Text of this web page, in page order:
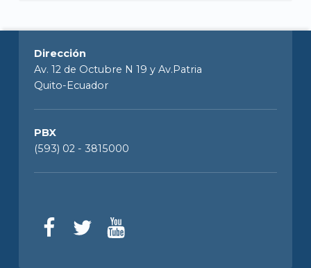
Dirección
Av. 12 de Octubre N 19 y Av.Patria
Quito-Ecuador
PBX
(593) 02 - 3815000